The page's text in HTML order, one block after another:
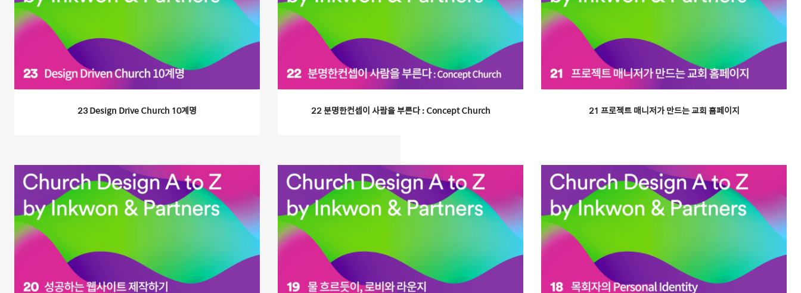
23 Design Drive Church 10계명 22 분명한컨셉이 사람을 부른다 : Concept Church 21 프로젝트 매니저가 만드는 교회 홈페이지